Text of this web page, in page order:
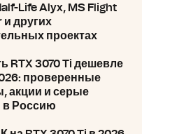
Life Alyx, MS Flight
других
проектах
RTX 3070 Ti дешевле
проверенные
акции и серые
в Россию